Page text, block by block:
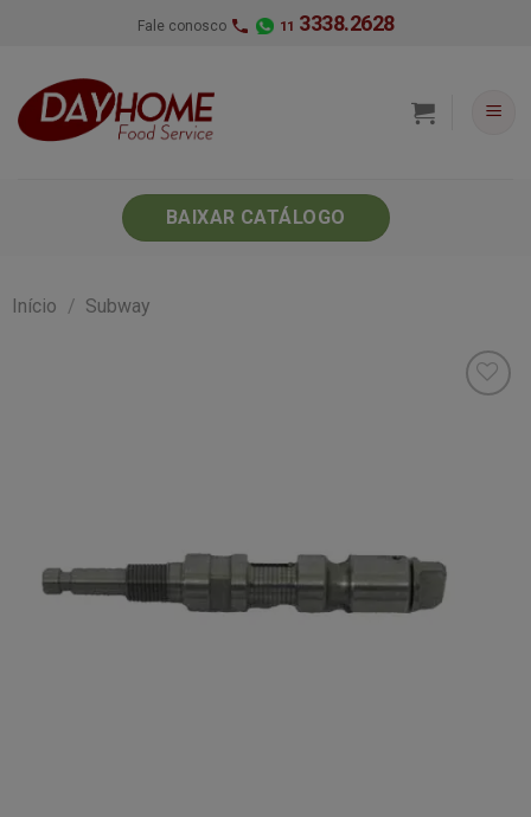
Fale conosco 11 3338.2628
BAIXAR CATÁLOGO
Início / Subway